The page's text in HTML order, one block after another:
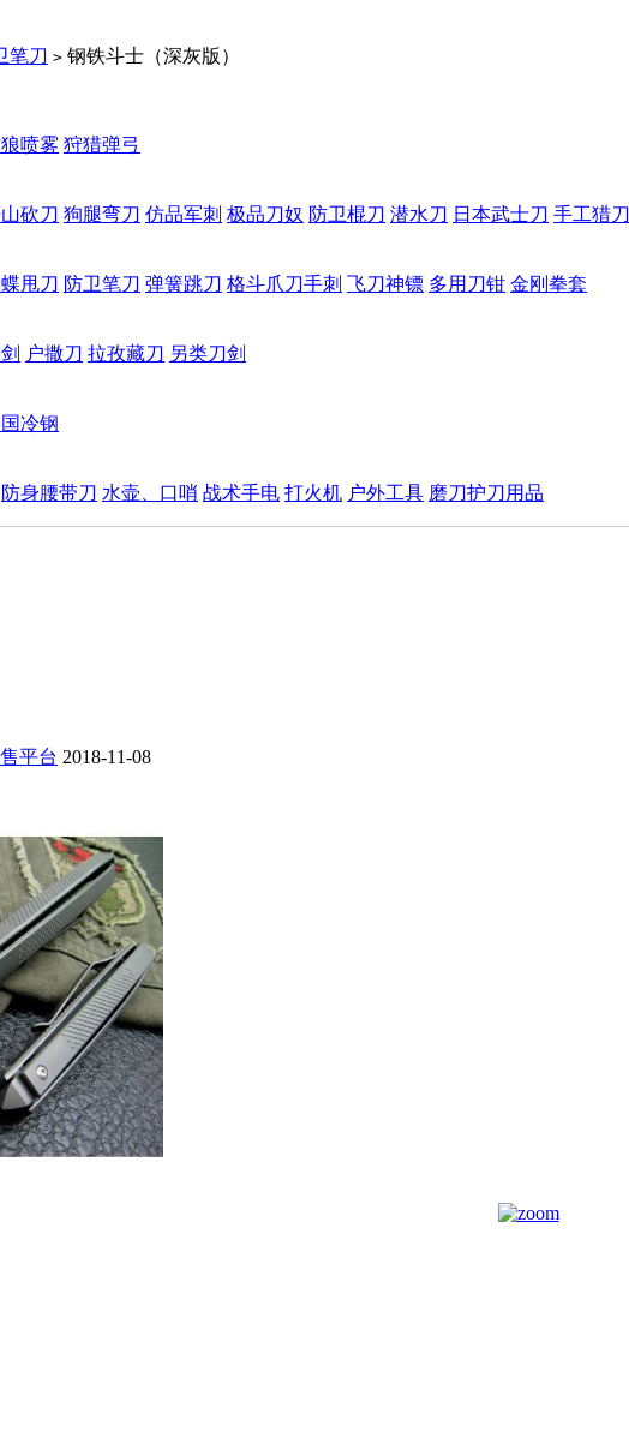
笔刀 > 钢铁斗士（深灰版）
喷雾 狩猎弹弓
砍刀 狗腿弯刀 仿品军刺 极品刀奴 防卫棍刀 潜水刀 日本武士刀 手工猎刀
甩刀 防卫笔刀 弹簧跳刀 格斗爪刀手刺 飞刀神镖 多用刀钳 金刚拳套
户撒刀 拉孜藏刀 另类刀剑
冷钢
防身腰带刀 水壶、口哨 战术手电 打火机 户外工具 磨刀护刀用品
平台 2018-11-08